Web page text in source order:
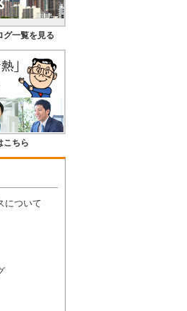
グ一覧を見る
こちら
について